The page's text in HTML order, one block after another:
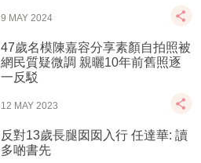
9 MAY 2024
47歲名模陳嘉容分享素顏自拍照被
網民質疑微調 親曬10年前舊照逐
一反駁
12 MAY 2023
反對13歲長腿囡囡入行 任達華: 讀
多啲書先